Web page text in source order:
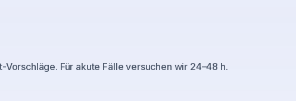
Für akute Fälle versuchen wir 24–48 h.